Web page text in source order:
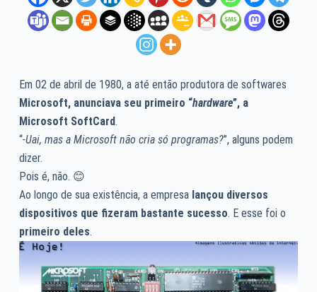
Em 02 de abril de 1980, a até então produtora de softwares
Microsoft, anunciava seu primeiro “hardware”, a
Microsoft SoftCard.
“-Uai, mas a Microsoft não cria só programas?”, alguns podem
dizer.
Pois é, não. 😊
Ao longo de sua existência, a empresa lançou diversos
dispositivos que fizeram bastante sucesso. E esse foi o
primeiro deles.